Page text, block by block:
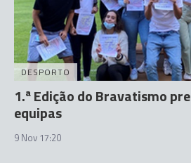
DESPORTO
1.ª Edição do Bravatismo
equipas
9 Nov 17:20